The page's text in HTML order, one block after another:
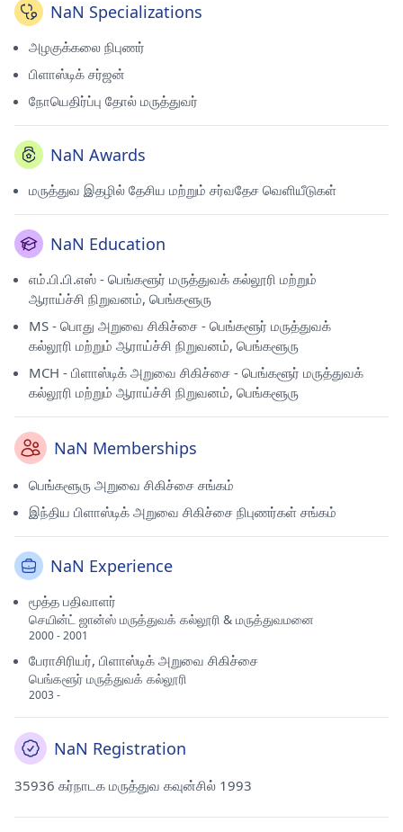
NaN Specializations
அழகுக்கலை நிபுணர்
பிளாஸ்டிக் சர்ஜன்
நோயெதிர்ப்பு தோல் மருத்துவர்
NaN Awards
மருத்துவ இதழில் தேசிய மற்றும் சர்வதேச வெளியீடுகள்
NaN Education
எம்.பி.பி.எஸ் - பெங்களூர் மருத்துவக் கல்லூரி மற்றும்
ஆராய்ச்சி நிறுவனம், பெங்களூரு
MS - பொது அறுவை சிகிச்சை - பெங்களூர் மருத்துவக்
கல்லூரி மற்றும் ஆராய்ச்சி நிறுவனம், பெங்களூரு
MCH - பிளாஸ்டிக் அறுவை சிகிச்சை - பெங்களூர் மருத்துவக்
கல்லூரி மற்றும் ஆராய்ச்சி நிறுவனம், பெங்களூரு
NaN Memberships
பெங்களூரு அறுவை சிகிச்சை சங்கம்
இந்திய பிளாஸ்டிக் அறுவை சிகிச்சை நிபுணர்கள் சங்கம்
NaN Experience
மூத்த பதிவாளர்
செயின்ட் ஜான்ஸ் மருத்துவக் கல்லூரி & மருத்துவமனை
2000 - 2001
பேராசிரியர், பிளாஸ்டிக் அறுவை சிகிச்சை
பெங்களூர் மருத்துவக் கல்லூரி
2003 -
NaN Registration
35936 கர்நாடக மருத்துவ கவுன்சில் 1993